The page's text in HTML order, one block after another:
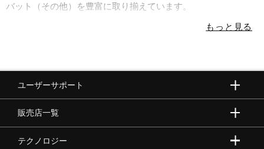
バット（その他）を豊富に取り揃えています。
ユーザーサポート
販売店一覧
テクノロジー